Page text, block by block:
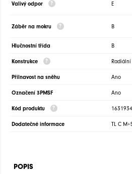
Valivý odpor E
Záběr na mokru B
Hlučnostní třída B
Konstrukce Radiální
Přilnavost na sněhu Ano
Označení 3PMSF Ano
Kód produktu
Dodatečné informace TL C
POPIS